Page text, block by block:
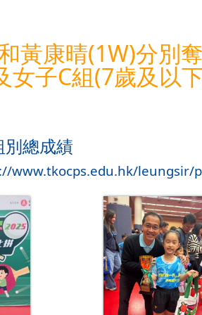
黃康晴(1W)分別
子C組(7歲及以
總成績
www.tkocps.edu.hk/leungsir/